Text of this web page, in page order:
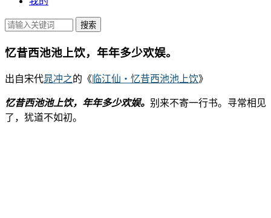
忆昔西池池上饮，年年多少欢娱。
出自宋代晁冲之的《临江仙・忆昔西池池上饮》
忆昔西池池上饮，年年多少欢娱。 别来不寄一行书。寻常相见
了，犹道不如初。